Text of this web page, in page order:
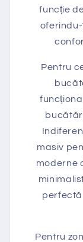
funcție
Pentru
masiv
moderne
perfectă
Pentru